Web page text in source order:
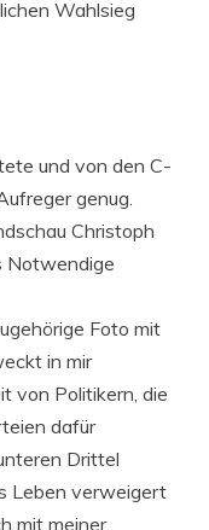
Wahlsieg
und von den C-
genug.
Christoph
Notwendige
Foto mit
in mir
von Politikern, die
dafür
Drittel
Leben verweigert
mit meiner